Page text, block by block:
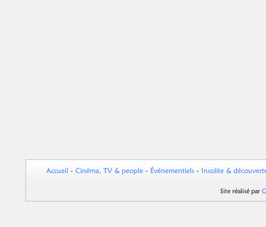
Accueil - Cinéma, TV & people - Événementiels - Insolite &
Site réalisé par